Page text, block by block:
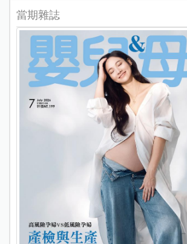
當期雜誌